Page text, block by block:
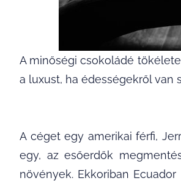
A minőségi csokoládé
a luxust, ha édességekről van
A céget egy amerikai férfi,
egy, az esőerdők
növények. Ekkoriban